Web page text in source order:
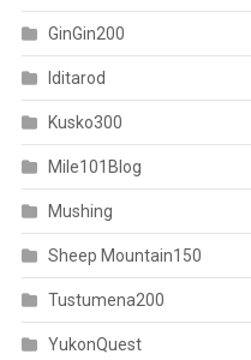
GinGin200
Iditarod
Kusko300
Mile101Blog
Mushing
Sheep Mountain150
Tustumena200
YukonQuest